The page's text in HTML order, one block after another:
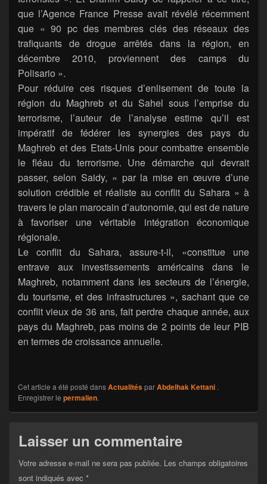
que l’Agence France Presse avait révélé récemment
que « 90 pc des membres clés des réseaux des
trafiquants de drogue arrêtés dans la région, en
décembre 2010, proviennent des camps du
Polisario ».
Pour réduire ces risques d’enlisement de toute la
région du Maghreb et du Sahel sous l’emprise du
terrorisme, l’auteur de l’analyse estime qu’il est
impératif de fédérer les synergies des pays du
Maghreb et des Etats-Unis pour combattre ensemble
le fléau du terrorisme. Une démarche qui devrait
passer, selon Saidy, « par la mise en œuvre d’une
solution crédible et réaliste au conflit du Sahara » à
travers le plan marocain d’autonomie, qui est de nature
à favoriser une véritable intégration économique
régionale.
Le conflit du Sahara, assure-t-il, «constitue une
entrave aux investissements américains dans le
Maghreb, notamment dans les secteurs de l’énergie,
du tourisme, et des infrastructures », sachant que ce
conflit vieux de 36 ans, fait perdre chaque année, aux
pays du Maghreb, pas moins de 2 points de leur PIB
en termes de croissance annuelle.
Cet article a été posté dansActualitésparAbdelhak Kettani .
Enregistrer le permalien.
Laisser un commentaire
Votre adresse e-mail ne sera pas publiée. Les champs obligatoires
sont indiqués avec *